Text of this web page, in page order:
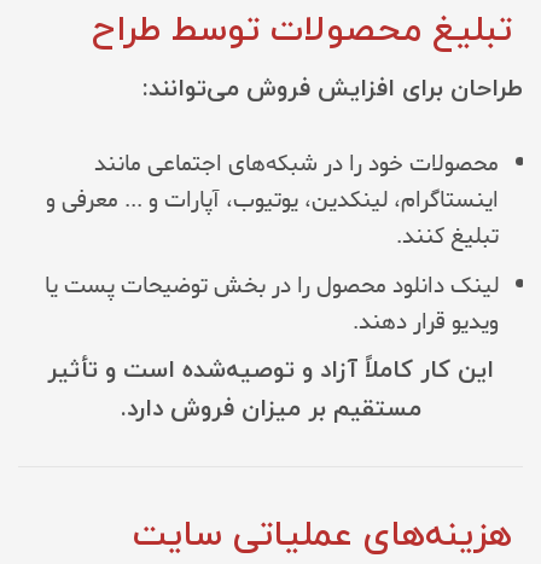
تبلیغ محصولات توسط طراح
طراحان برای افزایش فروش می‌توانند:
محصولات خود را در شبکه‌های اجتماعی مانند
اینستاگرام، لینکدین، یوتیوب، آپارات و ... معرفی و
تبلیغ کنند.
لینک دانلود محصول را در بخش توضیحات پست یا
ویدیو قرار دهند.
این کار کاملاً آزاد و توصیه‌شده است و تأثیر
مستقیم بر میزان فروش دارد.
هزینه‌های عملیاتی سایت